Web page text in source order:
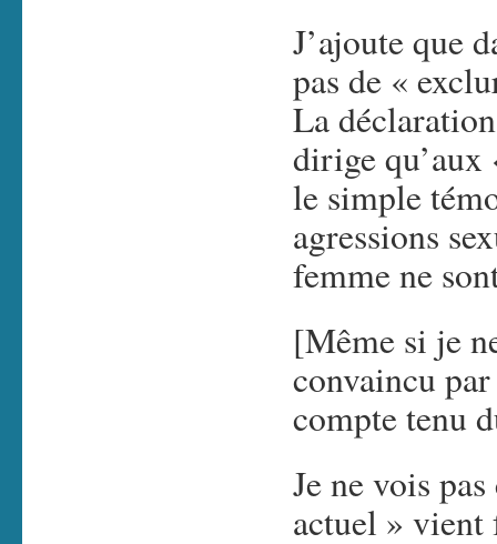
J’ajoute que
pas de «
La
dirige qu’aux
le simple
agressions
femme ne
[Même si je
convaincu
compte tenu
Je ne vois
actuel » vient